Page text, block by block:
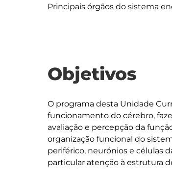
Objetivos
O programa desta Unidade
funcionamento do cérebro,
avaliação e percepção da
organização funcional do
periférico, neurónios e células
particular atenção à estrutura